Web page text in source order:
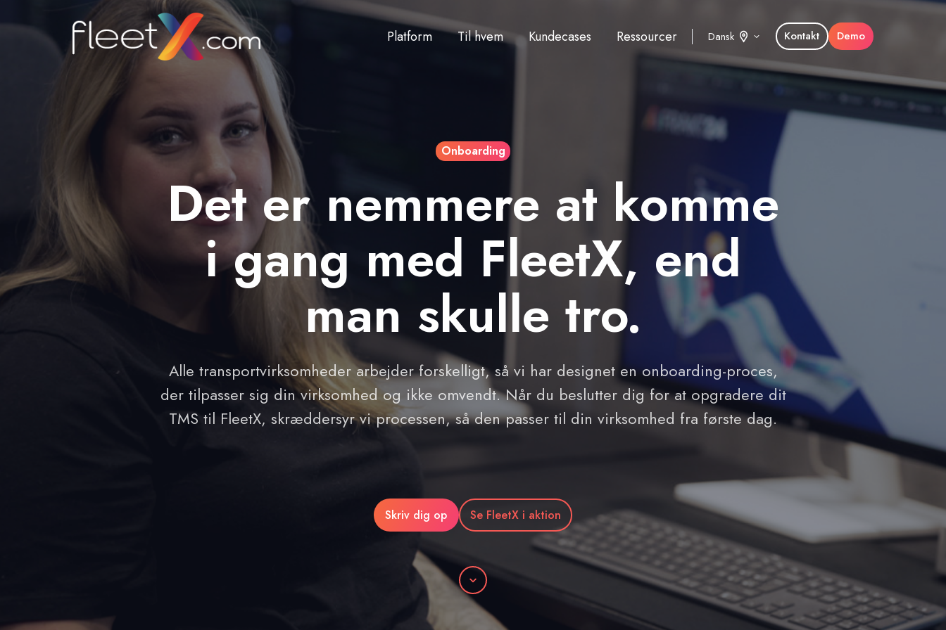
Platform Til hvem Kundecases Ressourcer Dansk Kontakt Demo
Onboarding
Det er nemmere at komme
i gang med FleetX, end
man skulle tro.
Alle transportvirksomheder arbejder forskelligt, så vi har designet en onboarding-proces,
der tilpasser sig din virksomhed og ikke omvendt. Når du beslutter dig for at opgradere dit
TMS til FleetX, skræddersyr vi processen, så den passer til din virksomhed fra første dag.
Skriv dig op Se FleetX i aktion
Rulle